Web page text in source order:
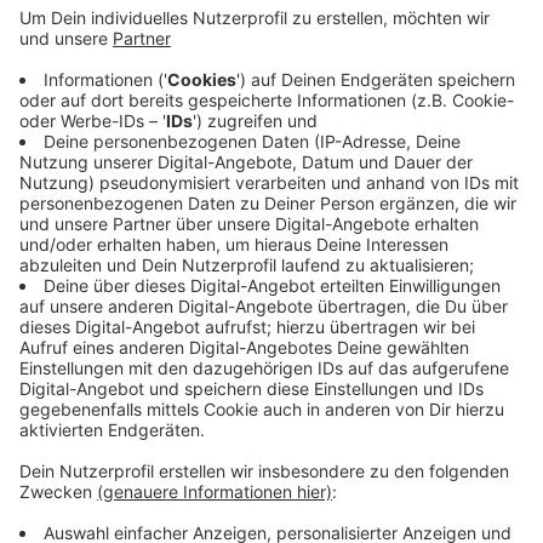
Impfzentren helfen, die geplanten Impfungen von
Jugendlichen durchzuführen. Außerdem soll am
Freudenberg eine sogenannte Impfpass-
Clearingstelle eingerichtet werden. Dort können
alle Geimpften auch nachträglich noch einen
Eintrag in ihren gelben Impfausweis bekommen -
oder in einen digitalen Impfausweis, wenn er zur
Verfügung steht.
Veröffentlicht:Donnerstag, 27.05.2021 15:03
Anzeige
Anzeige